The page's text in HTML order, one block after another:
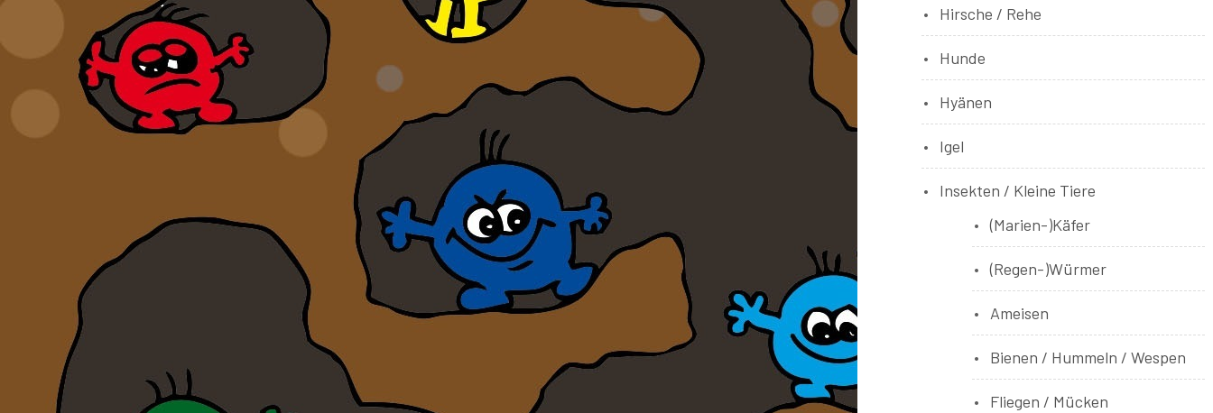
Hirsche / Rehe
Hunde
Hyänen
Igel
Insekten / Kleine Tiere
(Marien-)Käfer
(Regen-)Würmer
Ameisen
Bienen / Hummeln / Wespen
Fliegen / Mücken